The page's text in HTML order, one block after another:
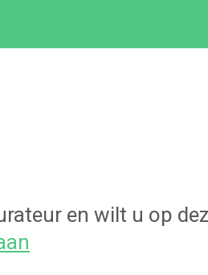
en wilt u op